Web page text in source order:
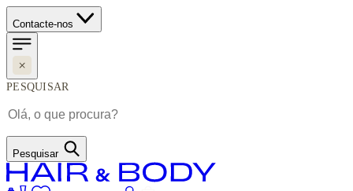
Contacte-nos
PESQUISAR
Pesquisar